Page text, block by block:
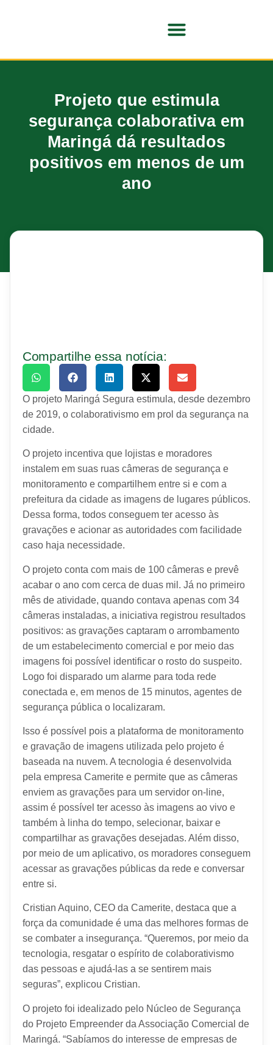
Projeto que estimula
segurança colaborativa em
Maringá dá resultados
positivos em menos de um
ano
Compartilhe essa notícia:
O projeto Maringá Segura estimula, desde dezembro
de 2019, o colaborativismo em prol da segurança na
cidade.
O projeto incentiva que lojistas e moradores
instalem em suas ruas câmeras de segurança e
monitoramento e compartilhem entre si e com a
prefeitura da cidade as imagens de lugares públicos.
Dessa forma, todos conseguem ter acesso às
gravações e acionar as autoridades com facilidade
caso haja necessidade.
O projeto conta com mais de 100 câmeras e prevê
acabar o ano com cerca de duas mil. Já no primeiro
mês de atividade, quando contava apenas com 34
câmeras instaladas, a iniciativa registrou resultados
positivos: as gravações captaram o arrombamento
de um estabelecimento comercial e por meio das
imagens foi possível identificar o rosto do suspeito.
Logo foi disparado um alarme para toda rede
conectada e, em menos de 15 minutos, agentes de
segurança pública o localizaram.
Isso é possível pois a plataforma de monitoramento
e gravação de imagens utilizada pelo projeto é
baseada na nuvem. A tecnologia é desenvolvida
pela empresa Camerite e permite que as câmeras
enviem as gravações para um servidor on-line,
assim é possível ter acesso às imagens ao vivo e
também à linha do tempo, selecionar, baixar e
compartilhar as gravações desejadas. Além disso,
por meio de um aplicativo, os moradores conseguem
acessar as gravações públicas da rede e conversar
entre si.
Cristian Aquino, CEO da Camerite, destaca que a
força da comunidade é uma das melhores formas de
se combater a insegurança. “Queremos, por meio da
tecnologia, resgatar o espírito de colaborativismo
das pessoas e ajudá-las a se sentirem mais
seguras”, explicou Cristian.
O projeto foi idealizado pelo Núcleo de Segurança
do Projeto Empreender da Associação Comercial de
Maringá. “Sabíamos do interesse de empresas de